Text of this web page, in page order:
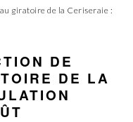
giratoire de la Ceriseraie :
DE
DE LA